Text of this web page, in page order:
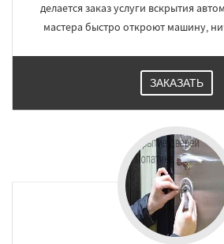
делается заказ услуги вскрытия
мастера быстро откроют машину,
ЗАКАЗАТЬ